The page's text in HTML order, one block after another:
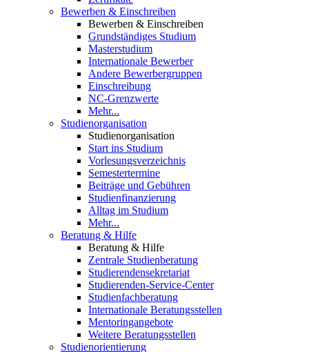
Bewerben & Einschreiben
Bewerben & Einschreiben
Grundständiges Studium
Masterstudium
Internationale Bewerber
Andere Bewerbergruppen
Einschreibung
NC-Grenzwerte
Mehr...
Studienorganisation
Studienorganisation
Start ins Studium
Vorlesungsverzeichnis
Semestertermine
Beiträge und Gebühren
Studienfinanzierung
Alltag im Studium
Mehr...
Beratung & Hilfe
Beratung & Hilfe
Zentrale Studienberatung
Studierendensekretariat
Studierenden-Service-Center
Studienfachberatung
Internationale Beratungsstellen
Mentoringangebote
Weitere Beratungsstellen
Studienorientierung